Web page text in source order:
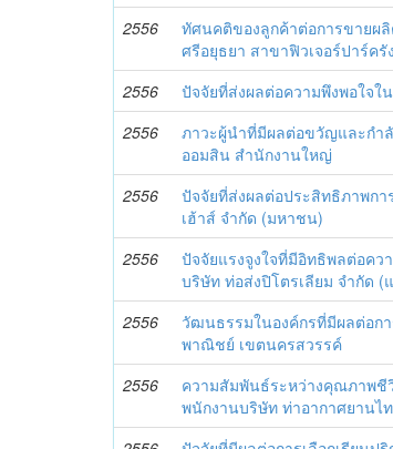
2556
ทัศนคติของลูกค้าต่อการขายผ
ศรีอยุธยา สาขาฟิวเจอร์ปาร์ค
2556 ปัจจัยที่ส่งผลต่อความพึงพอใจ
2556
ภาวะผู้นำที่มีผลต่อขวัญและกำ
ออมสิน สำนักงานใหญ่
2556
ปัจจัยที่ส่งผลต่อประสิทธิภาพก
เฮ้าส์ จำกัด (มหาชน)
2556
ปัจจัยแรงจูงใจที่มีอิทธิพลต่อค
บริษัท ท่อส่งปิโตรเลียม จำกัด (
2556
วัฒนธรรมในองค์กรที่มีผลต่อก
พาณิชย์ เขตนครสวรรค์
2556
ความสัมพันธ์ระหว่างคุณภาพชี
พนักงานบริษัท ท่าอากาศยานไ